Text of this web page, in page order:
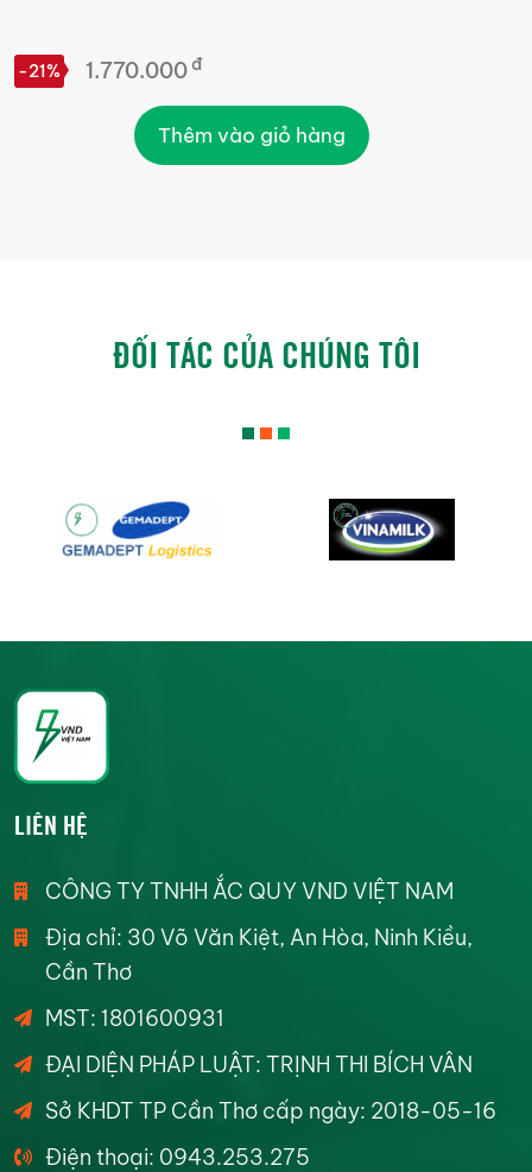
-21% 1.770.000 đ
Thêm vào giỏ hàng
ĐỐI TÁC CỦA CHÚNG TÔI
LIÊN HỆ
CÔNG TY TNHH ẮC QUY VND VIỆT NAM
Địa chỉ: 30 Võ Văn Kiệt, An Hòa, Ninh Kiều,
Cần Thơ
MST: 1801600931
ĐẠI DIỆN PHÁP LUẬT: TRỊNH THI BÍCH VÂN
Sở KHDT TP Cần Thơ cấp ngày: 2018-05-16
Điện thoại: 0943.253.275